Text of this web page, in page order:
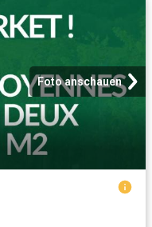
Foto anschauen